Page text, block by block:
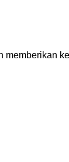
memberikan